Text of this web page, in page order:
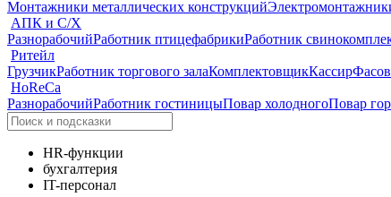
Монтажники металлических конструкций
АПК и С/Х
РазнорабочийРаботник птицефабрикиРаботник
Ритейл
ГрузчикРаботник торгового залаКомплектовщикКассир
HoReCa
РазнорабочийРаботник гостиницыПовар холодногоПовар
HR-функции
бухгалтерия
IT-персонал